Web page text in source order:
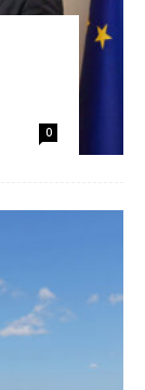
0